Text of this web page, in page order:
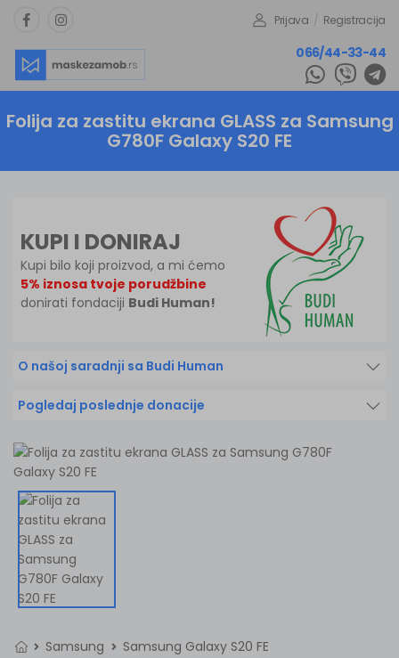
Prijava / Registracija
066/44-33-44
Folija za zastitu ekrana GLASS za Samsung
G780F Galaxy S20 FE
KUPI I DONIRAJ
Kupi bilo koji proizvod, a mi ćemo
5% iznosa tvoje porudžbine
donirati fondaciji Budi Human!
O našoj saradnji sa Budi Human
Pogledaj poslednje donacije
Samsung Samsung Galaxy S20 FE